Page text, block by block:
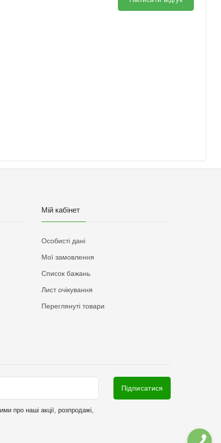
Мій кабінет
Особисті дані
Мої замовлення
Список бажань
Лист очікування
Переглянуті товари
про наші акції, розпродажі,
Підписатися